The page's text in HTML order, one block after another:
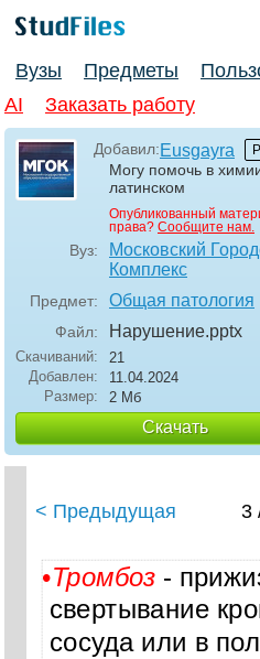
Вузы Предметы
AI
Заказать работу
Добавил:Eusgayra
Могу помочь в
латинском
Опубликованный
права? Сообщите нам.
Вуз:
Московский
Комплекс
Предмет: Общая патология
Файл: Нарушение.pptx
Скачиваний:
21
Добавлен:
11.04.2024
Размер:
2 Мб
Скачать
< Предыдущая 3
•Тромбоз -
свертывание
сосуда или в